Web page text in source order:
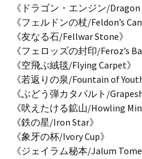
《ドラゴン・エンジン/Dragon
《フェルドンの杖/Feldon’s
《友なる石/Fellwar Stone》
《フェロッズの封印/Feroz’s
《空飛ぶ絨毯/Flying Carpet》
《若返りの泉/Fountain of Youth
《ぶどう弾カタパルト/
《吠えたける鉱山/Howling
《鉄の星/Iron Star》
《象牙の杯/Ivory Cup》
《ジェイラム秘本/Jalum Tome